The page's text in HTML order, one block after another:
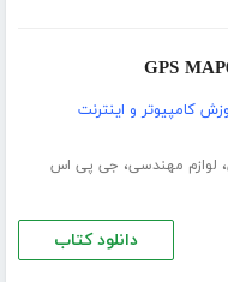
کامپیوتر و اینترنت
، لوازم مهندسی، جی پی اس
دانلود کتاب